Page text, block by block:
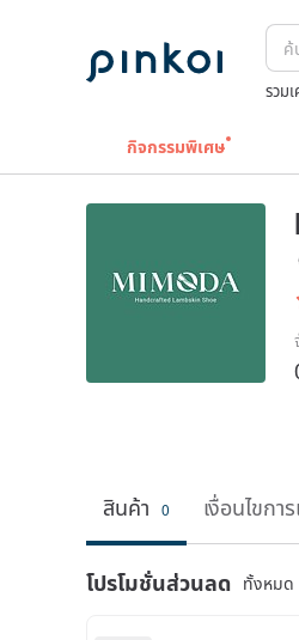
รวม
กิจกรรมพิเศษ
สินค้า 0 เงื่อนไขก
โปรโมชั่นส่วนลด ทั้งหมด